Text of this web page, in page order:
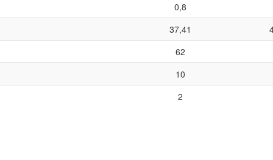
0,8
37,41
62
10
2